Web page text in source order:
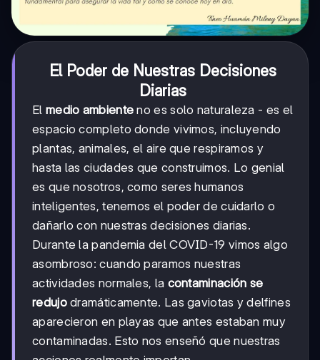
El Poder de Nuestras Decisiones
Diarias
El medio ambiente no es solo naturaleza - es el
espacio completo donde vivimos, incluyendo
plantas, animales, el aire que respiramos y
hasta las ciudades que construimos. Lo genial
es que nosotros, como seres humanos
inteligentes, tenemos el poder de cuidarlo o
dañarlo con nuestras decisiones diarias.
Durante la pandemia del COVID-19 vimos algo
asombroso: cuando paramos nuestras
actividades normales, la contaminación se
redujodramáticamente. Las gaviotas y delfines
aparecieron en playas que antes estaban muy
contaminadas. Esto nos enseñó que nuestras